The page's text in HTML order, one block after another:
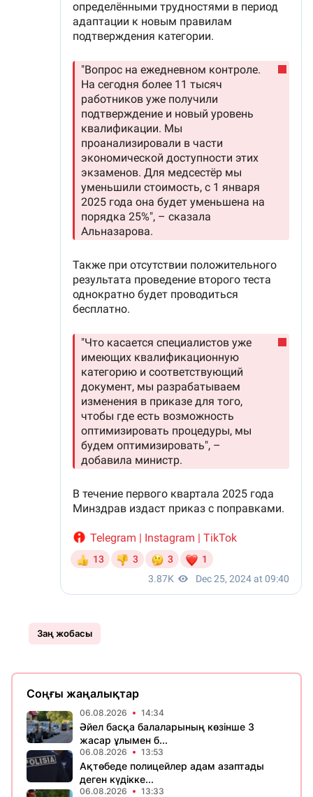
Заң жобасы
Соңғы жаңалықтар
06.08.2026 14:34
Әйел басқа балаларының көзінше 3
жасар ұлымен б...
06.08.2026 13:53
Ақтөбеде полицейлер адам азаптады
деген күдікке...
06.08.2026 13:33